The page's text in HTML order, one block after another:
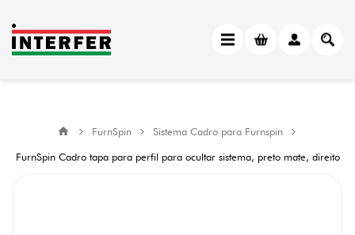
FurnSpin
Sistema Cadro para Furnspin
FurnSpin Cadro tapa para perfil para ocultar sistema, preto mate, direito